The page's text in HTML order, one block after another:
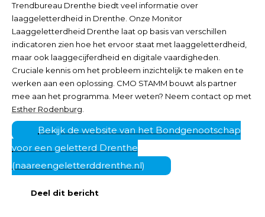
Trendbureau Drenthe biedt veel informatie over
laaggeletterdheid in Drenthe. Onze Monitor
Laaggeletterdheid Drenthe laat op basis van verschillen
indicatoren zien hoe het ervoor staat met laaggeletterdheid,
maar ook laaggecijferdheid en digitale vaardigheden.
Cruciale kennis om het probleem inzichtelijk te maken en te
werken aan een oplossing. CMO STAMM bouwt als partner
mee aan het programma. Meer weten? Neem contact op met
Esther Rodenburg
Bekijk de website van het Bondgenootschap
voor een geletterd Drenthe
(naareengeletterddrenthe.nl)
Deel dit bericht